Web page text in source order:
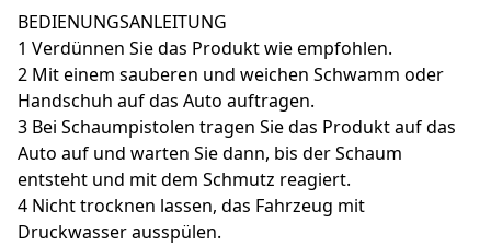
BEDIENUNGSANLEITUNG
1 Verdünnen Sie das Produkt wie empfohlen.
2 Mit einem sauberen und weichen Schwamm oder
Handschuh auf das Auto auftragen.
3 Bei Schaumpistolen tragen Sie das Produkt auf das
Auto auf und warten Sie dann, bis der Schaum
entsteht und mit dem Schmutz reagiert.
4 Nicht trocknen lassen, das Fahrzeug mit
Druckwasser ausspülen.